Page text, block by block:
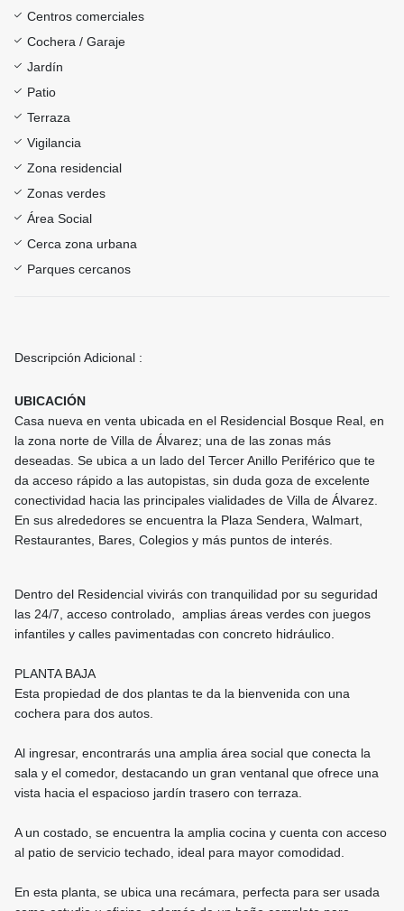
Centros comerciales
Cochera / Garaje
Jardín
Patio
Terraza
Vigilancia
Zona residencial
Zonas verdes
Área Social
Cerca zona urbana
Parques cercanos
Descripción Adicional :
UBICACIÓN
Casa nueva en venta ubicada en el Residencial Bosque Real, en
la zona norte de Villa de Álvarez; una de las zonas más
deseadas. Se ubica a un lado del Tercer Anillo Periférico que te
da acceso rápido a las autopistas, sin duda goza de excelente
conectividad hacia las principales vialidades de Villa de Álvarez.
En sus alrededores se encuentra la Plaza Sendera, Walmart,
Restaurantes, Bares, Colegios y más puntos de interés.
Dentro del Residencial vivirás con tranquilidad por su seguridad
las 24/7, acceso controlado, amplias áreas verdes con juegos
infantiles y calles pavimentadas con concreto hidráulico.
PLANTA BAJA
Esta propiedad de dos plantas te da la bienvenida con una
cochera para dos autos.
Al ingresar, encontrarás una amplia área social que conecta la
sala y el comedor, destacando un gran ventanal que ofrece una
vista hacia el espacioso jardín trasero con terraza.
A un costado, se encuentra la amplia cocina y cuenta con acceso
al patio de servicio techado, ideal para mayor comodidad.
En esta planta, se ubica una recámara, perfecta para ser usada